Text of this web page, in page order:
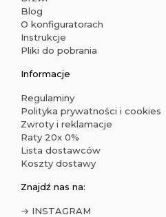
Blog
O konfiguratorach
Instrukcje
Pliki do pobrania
Informacje
Regulaminy
Polityka prywatności i cookies
Zwroty i reklamacje
Raty 20x 0%
Lista dostawców
Koszty dostawy
Znajdź nas na:
→ INSTAGRAM